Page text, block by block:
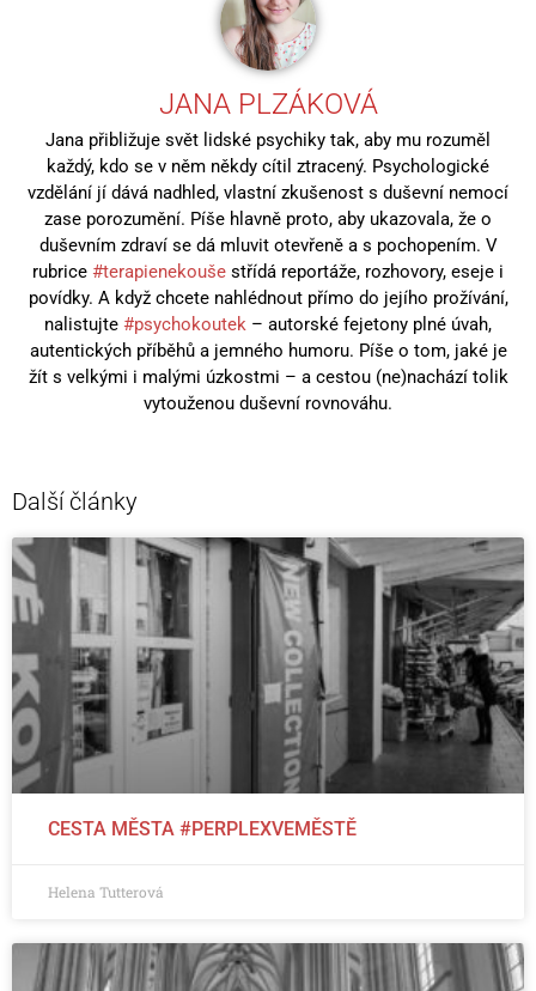
JANA PLZÁKOVÁ
Jana přibližuje svět lidské psychiky tak, aby mu rozuměl
každý, kdo se v něm někdy cítil ztracený. Psychologické
vzdělání jí dává nadhled, vlastní zkušenost s duševní nemocí
zase porozumění. Píše hlavně proto, aby ukazovala, že o
duševním zdraví se dá mluvit otevřeně a s pochopením. V
rubrice #terapienekouše střídá reportáže, rozhovory, eseje i
povídky. A když chcete nahlédnout přímo do jejího prožívání,
nalistujte #psychokoutek – autorské fejetony plné úvah,
autentických příběhů a jemného humoru. Píše o tom, jaké je
žít s velkými i malými úzkostmi – a cestou (ne)nachází tolik
vytouženou duševní rovnováhu.
Další články
CESTA MĚSTA #PERPLEXVEMĚSTĚ
Helena Tutterová